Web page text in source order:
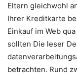
Eltern gleichwohl
Ihrer Kreditkarte
Einkauf im Web
sollten Die leser
betrachten. Rund